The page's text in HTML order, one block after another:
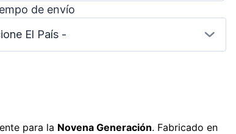
de envío
El País -
para la Novena Generación. Fabricado en